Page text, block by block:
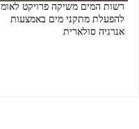
רשות המים משיקה פרויקט
להפעלת מתקני מים באמצעות
אנרגיה סולארית